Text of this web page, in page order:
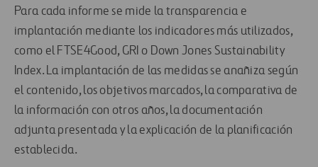
Para cada informe se mide la transparencia e
implantación mediante los indicadores más utilizados,
como el FTSE4Good, GRI o Down Jones Sustainability
Index. La implantación de las medidas se anañiza según
el contenido, los objetivos marcados, la comparativa de
la información con otros años, la documentación
adjunta presentada y la explicación de la planificación
establecida.